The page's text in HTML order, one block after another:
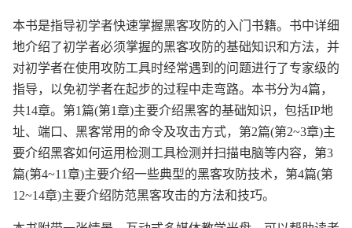
本书是指导初学者快速掌握黑客攻防的入门书籍。书中详细
地介绍了初学者必须掌握的黑客攻防的基础知识和方法，并
对初学者在使用攻防工具时经常遇到的问题进行了专家级的
指导，以免初学者在起步的过程中走弯路。本书分为4篇，
共14章。第1篇(第1章)主要介绍黑客的基础知识，包括IP地
址、端口、黑客常用的命令及攻击方式，第2篇(第2~3章)主
要介绍黑客如何运用检测工具检测并扫描电脑等内容，第3
篇(第4~11章)主要介绍一些典型的黑客攻防技术，第4篇(第
12~14章)主要介绍防范黑客攻击的方法和技巧。